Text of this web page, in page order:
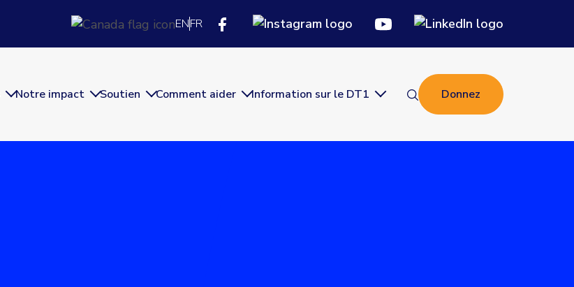
ENFR
Notre impact Soutien Comment aider Information sur le DT1 Donnez